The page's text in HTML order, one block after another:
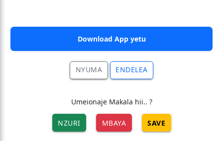
Download App yetu
NYUMA ENDELEA
Umeionaje Makala hii.. ?
NZURI MBAYA SAVE